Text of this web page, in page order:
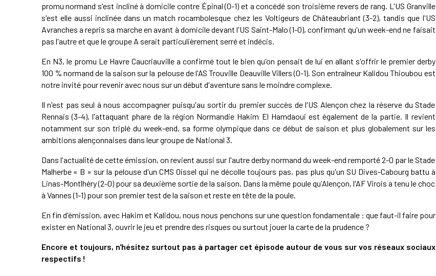
promu normand s'est incliné à domicile contre Épinal (0-1) et a concédé son troisième revers de rang. L'US Granville
s'est elle aussi inclinée dans un match rocambolesque chez les Voltigeurs de Châteaubriant (3-2), tandis que l'US
Avranches a repris sa marche en avant à domicile devant l'US Saint-Malo (1-0), confirmant qu'un week-end ne faisait
pas l'autre et que le groupe A serait particulièrement serré et indécis.
En N3, le promu Le Havre Caucriauville a confirmé tout le bien qu'on pensait de lui en allant s'offrir le premier derby
100 % normand de la saison sur la pelouse de l'AS Trouville Deauville Villers (0-1). Son entraîneur Kalidou Thioubou est
notre invité pour revenir avec nous sur un début d'aventure sans le moindre complexe.
Il n'est pas seul à nous accompagner puisqu'au sortir du premier succès de l'US Alençon chez la réserve du Stade
Rennais (3-4), l'attaquant phare de la région Normandie Hakim El Hamdaoui est également de la partie. Il revient
notamment sur son triplé du week-end, sa forme olympique dans ce début de saison et plus globalement sur les
ambitions alençonnaises dans leur groupe de National 3.
Dans l'actualité de cette émission, on revient aussi sur l'autre derby normand du week-end remporté 2-0 par le Stade
Malherbe « B » sur la pelouse d'un CMS Oissel qui ne décolle toujours pas, pas plus qu'un SU Dives-Cabourg battu à
Linas-Montlhéry (2-0) pour sa deuxième sortie de la saison. Dans la même poule qu'Alençon, l'AF Virois a tenu le choc
à Vannes (1-1) pour son premier test de la saison et reste en tête de la poule.
En fin d'émission, avec Hakim et Kalidou, nous nous penchons sur une question fondamentale : que faut-il faire pour
exister en National 3, ouvrir le jeu et prendre des risques ou surtout jouer la carte de la prudence ?
Encore et toujours, n'hésitez surtout pas à partager cet épisode autour de vous sur vos réseaux sociaux
respectifs !